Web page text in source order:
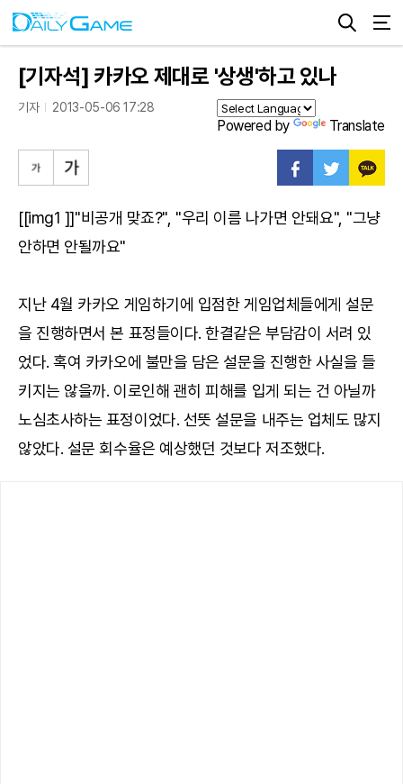
[기자석] 카카오 제대로 '상생'하고 있나
기자 2013-05-06 17:28
Powered by Translate
[[img1 ]]"비공개 맞죠?", "우리 이름 나가면 안돼요", "그냥
안하면 안될까요"
지난 4월 카카오 게임하기에 입점한 게임업체들에게 설문
을 진행하면서 본 표정들이다. 한결같은 부담감이 서려 있
었다. 혹여 카카오에 불만을 담은 설문을 진행한 사실을 들
키지는 않을까. 이로인해 괜히 피해를 입게 되는 건 아닐까
노심초사하는 표정이었다. 선뜻 설문을 내주는 업체도 많지
않았다. 설문 회수율은 예상했던 것보다 저조했다.